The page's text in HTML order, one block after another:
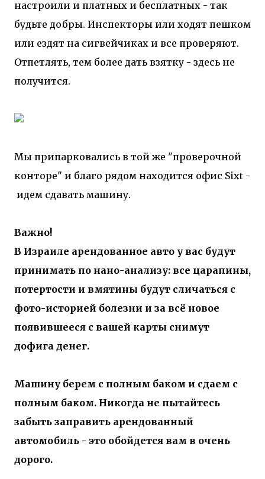
настроили и платных и бесплатных - так
будьте добры. Инспекторы или ходят пешком
или ездят на сигвейчиках и все проверяют.
Отпетлять, тем более дать взятку - здесь не
получится.
Мы припарковались в той же "проверочной
конторе" и благо рядом находится офис Sixt -
идем сдавать машину.
Важно!
В Израиле арендованное авто у вас будут
принимать по нано-анализу: все царапины,
потертости и вмятины будут сличаться с
фото-историей болезни и за всё новое
появившееся с вашей карты снимут
дофига денег.
Машину берем с полным баком и сдаем с
полным баком. Никогда не пытайтесь
забыть заправить арендованный
автомобиль - это обойдется вам в очень
дорого.